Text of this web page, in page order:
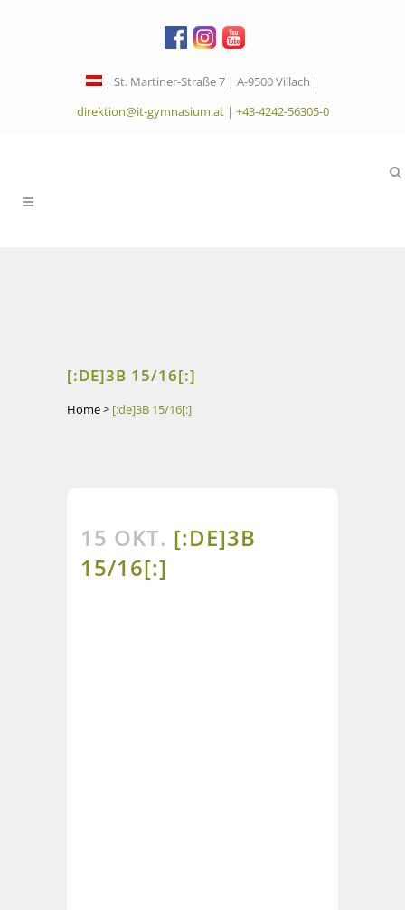
| St. Martiner-Straße 7 | A-9500 Villach |
direktion@it-gymnasium.at| +43-4242-56305-0
[:DE]3B 15/16[:]
Home> [:de]3B 15/16[:]
15 OKT. [:DE]3B
15/16[:]